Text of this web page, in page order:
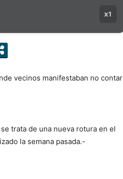
x1
vecinos manifestaban no contar
trata de una nueva rotura en el
la semana pasada.-